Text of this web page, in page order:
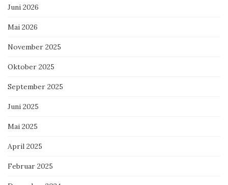
Juni 2026
Mai 2026
November 2025
Oktober 2025
September 2025
Juni 2025
Mai 2025
April 2025
Februar 2025